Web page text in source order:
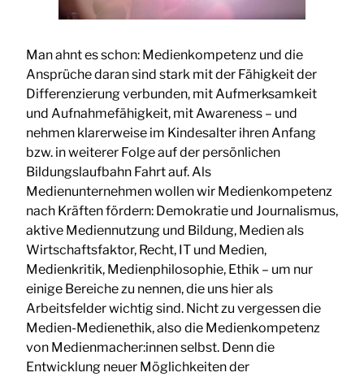
Man ahnt es schon: Medienkompetenz und die
Ansprüche daran sind stark mit der Fähigkeit der
Differenzierung verbunden, mit Aufmerksamkeit
und Aufnahmefähigkeit, mit Awareness – und
nehmen klarerweise im Kindesalter ihren Anfang
bzw. in weiterer Folge auf der persönlichen
Bildungslaufbahn Fahrt auf. Als
Medienunternehmen wollen wir Medienkompetenz
nach Kräften fördern: Demokratie und Journalismus,
aktive Mediennutzung und Bildung, Medien als
Wirtschaftsfaktor, Recht, IT und Medien,
Medienkritik, Medienphilosophie, Ethik – um nur
einige Bereiche zu nennen, die uns hier als
Arbeitsfelder wichtig sind. Nicht zu vergessen die
Medien-Medienethik, also die Medienkompetenz
von Medienmacher:innen selbst. Denn die
Entwicklung neuer Möglichkeiten der